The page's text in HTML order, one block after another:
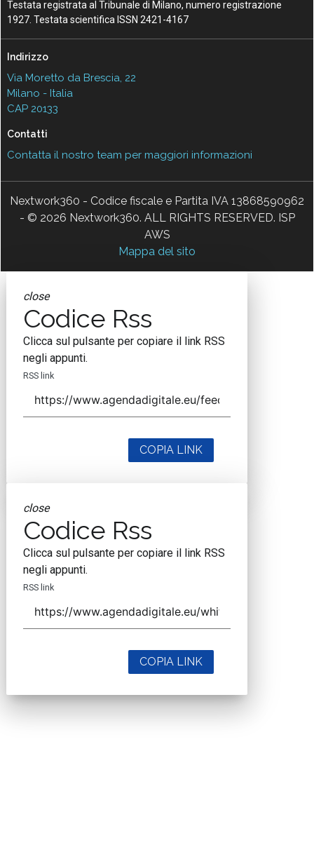
Testata registrata al Tribunale di Milano, numero registrazione
1927. Testata scientifica ISSN 2421-4167
Indirizzo
Via Moretto da Brescia, 22
Milano - Italia
CAP 20133
Contatti
Contatta il nostro team per maggiori informazioni
Nextwork360 - Codice fiscale e Partita IVA 13868590962
- © 2026 Nextwork360. ALL RIGHTS RESERVED. ISP
AWS
Mappa del sito
close
Codice Rss
Clicca sul pulsante per copiare il link RSS
negli appunti.
RSS link
COPIA LINK
close
Codice Rss
Clicca sul pulsante per copiare il link RSS
negli appunti.
RSS link
COPIA LINK